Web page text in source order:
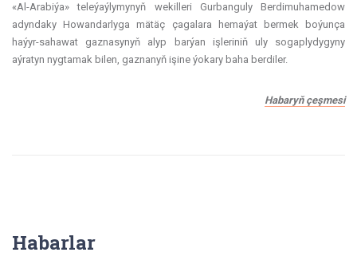
«Al-Arabiýa» teleýaýlymynyň wekilleri Gurbanguly Berdimuhamedow
adyndaky Howandarlyga mätäç çagalara hemaýat bermek boýunça
haýyr-sahawat gaznasynyň alyp barýan işleriniň uly sogaplydygyny
aýratyn nygtamak bilen, gaznanyň işine ýokary baha berdiler.
Habaryň çeşmesi
Habarlar